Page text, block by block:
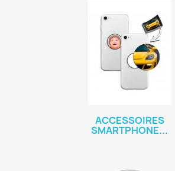
ACCESSOIRES
SMARTPHONE...